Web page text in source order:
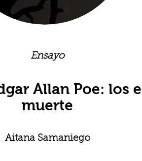
Ensayo
Allan Poe: los
muerte
Aitana Samaniego